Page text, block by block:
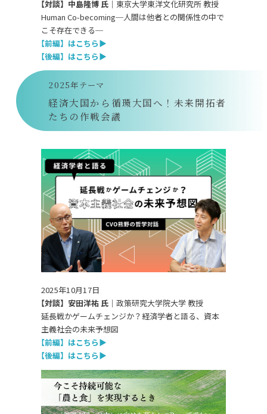
【対談】中島隆博 氏｜ 東京大学東洋文化研究所 教授
Human Co-becoming─人間は他者との関係性の中で
こそ存在できる─
【前編】はこちら▶
【後編】はこちら▶
2025年テーマ
経済大国から循環大国へ！未来開拓者
たちの作戦会議
2025年10月17日
【対談】安田洋祐 氏｜政策研究大学院大学 教授
延長戦かゲームチェンジか？ 経済学者と語る、資本
主義社会の未来予想図
【前編】はこちら▶
【後編】はこちら▶